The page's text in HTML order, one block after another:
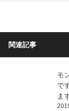
関連記事
モ
で
ま